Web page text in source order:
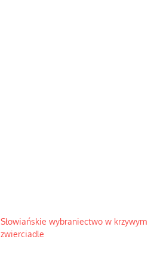
Słowiańskie wybraniectwo w krzywym
zwierciadle